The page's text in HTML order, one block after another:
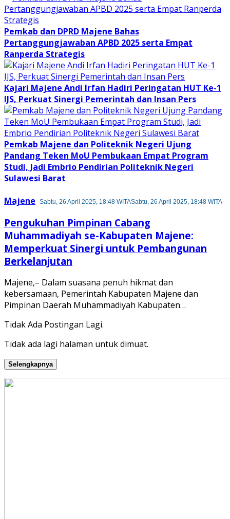
Pemkab dan DPRD Majene Bahas
Pertanggungjawaban APBD 2025 serta Empat
Ranperda Strategis
Kajari Majene Andi Irfan Hadiri Peringatan HUT Ke-1
IJS, Perkuat Sinergi Pemerintah dan Insan Pers
Pemkab Majene dan Politeknik Negeri Ujung
Pandang Teken MoU Pembukaan Empat Program
Studi, Jadi Embrio Pendirian Politeknik Negeri
Sulawesi Barat
Majene
Sabtu, 26 April 2025, 18:48 WITASabtu, 26 April 2025, 18:48 WITA
Pengukuhan Pimpinan Cabang
Muhammadiyah se-Kabupaten Majene:
Memperkuat Sinergi untuk Pembangunan
Berkelanjutan
Majene,– Dalam suasana penuh hikmat dan
kebersamaan, Pemerintah Kabupaten Majene dan
Pimpinan Daerah Muhammadiyah Kabupaten…
Tidak Ada Postingan Lagi.
Tidak ada lagi halaman untuk dimuat.
Selengkapnya